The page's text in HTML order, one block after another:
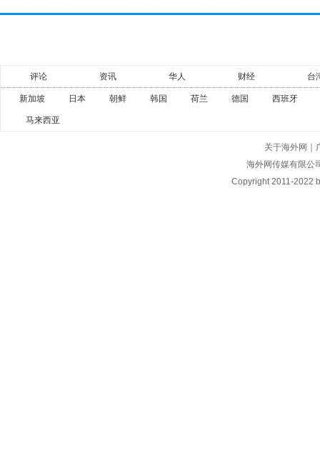
评论 资讯 华人 财经 台
新加坡 日本 朝鲜 韩国 荷兰 德国 西班牙
马来西亚
关于海外网
海外网传媒有限公
Copyright2011-2022